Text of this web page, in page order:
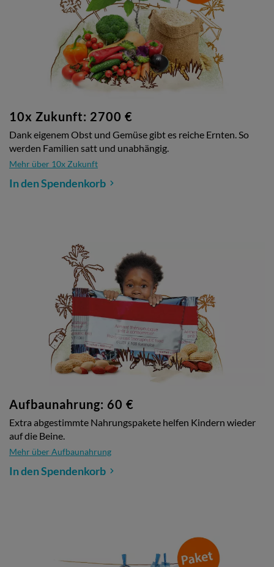
10x Zukunft: 2700 €
Dank eigenem Obst und Gemüse gibt es reiche Ernten. So
werden Familien satt und unabhängig.
Mehr über 10x Zukunft
In den Spendenkorb
Aufbaunahrung: 60 €
Extra abgestimmte Nahrungspakete helfen Kindern wieder
auf die Beine.
Mehr über Aufbaunahrung
In den Spendenkorb